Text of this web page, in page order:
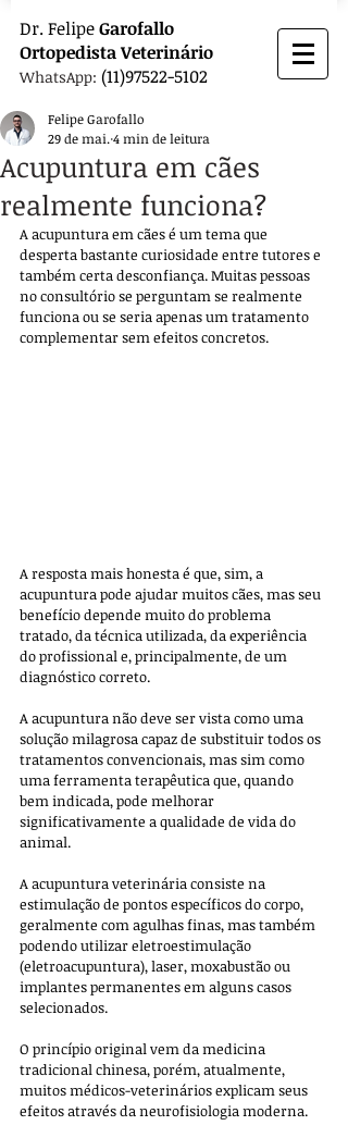
Dr. FelipeGarofallo
OrtopedistaVeterinário
WhatsApp: (11)97522-5102
Acupuntura em cães
realmente funciona?
Felipe Garofallo
29 de mai. 4 min de leitura
A acupuntura em cães é um tema que
desperta bastante curiosidade entre tutores e
também certa desconfiança. Muitas pessoas
no consultório se perguntam se realmente
funciona ou se seria apenas um tratamento
complementar sem efeitos concretos.
A resposta mais honesta é que, sim, a
acupuntura pode ajudar muitos cães, mas seu
benefício depende muito do problema
tratado, da técnica utilizada, da experiência
do profissional e, principalmente, de um
diagnóstico correto.
A acupuntura não deve ser vista como uma
solução milagrosa capaz de substituir todos os
tratamentos convencionais, mas sim como
uma ferramenta terapêutica que, quando
bem indicada, pode melhorar
significativamente a qualidade de vida do
animal.
A acupuntura veterinária consiste na
estimulação de pontos específicos do corpo,
geralmente com agulhas finas, mas também
podendo utilizar eletroestimulação
(eletroacupuntura), laser, moxabustão ou
implantes permanentes em alguns casos
selecionados.
O princípio original vem da medicina
tradicional chinesa, porém, atualmente,
muitos médicos-veterinários explicam seus
efeitos através da neurofisiologia moderna.